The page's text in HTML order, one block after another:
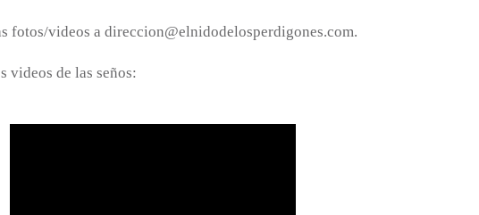
fotos/videos a direccion@elnidodelosperdigones.com.
videos de las seños: